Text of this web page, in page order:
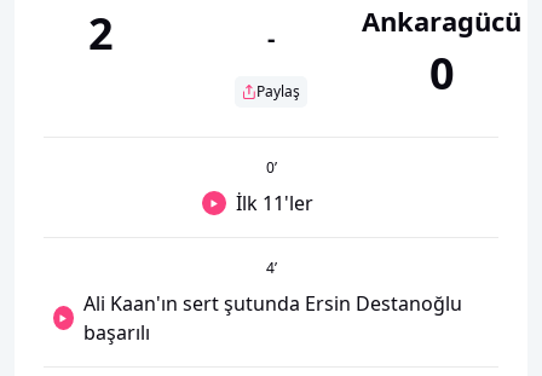
2 -
Paylaş
Ankaragücü
0
0’
İlk 11'ler
4’
Ali Kaan'ın sert şutunda Ersin Destanoğlu
başarılı